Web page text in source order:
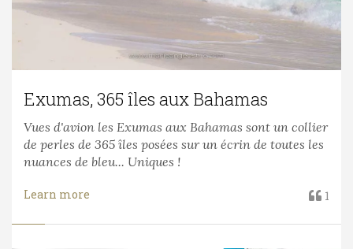
Exumas, 365 îles aux Bahamas
Vues d'avion les Exumas aux Bahamas sont un collier
de perles de 365 îles posées sur un écrin de toutes les
nuances de bleu... Uniques !
Learn more 1